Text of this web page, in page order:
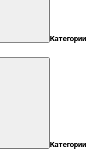
Категории
Категории